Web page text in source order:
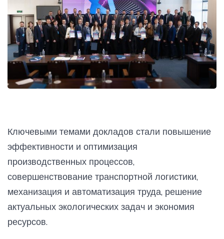
Ключевыми темами докладов стали повышение
эффективности и оптимизация
производственных процессов,
совершенствование транспортной логистики,
механизация и автоматизация труда, решение
актуальных экологических задач и экономия
ресурсов.